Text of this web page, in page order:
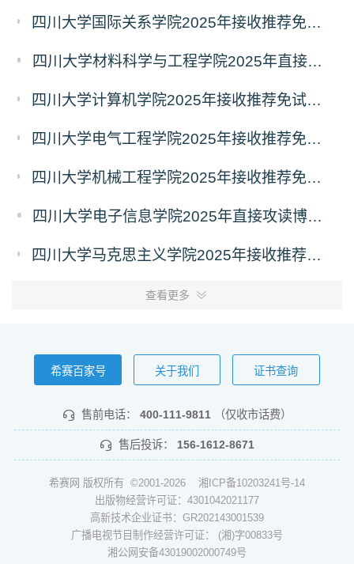
四川大学国际关系学院2025年接收推荐免试攻读硕士学位研究生和直接攻读博士学位研究生预通知
四川大学材料科学与工程学院2025年直接攻读博士学位研究生预报名通知
四川大学计算机学院2025年接收推荐免试攻读硕士学位研究生和直接攻读博士学位研究生预报名通知
四川大学电气工程学院2025年接收推荐免试攻读硕士学位研究生和直接攻读博士学位研究生预报名通知
四川大学机械工程学院2025年接收推荐免试攻读硕士学位研究生和直接攻读博士学位研究生预报名通知
四川大学电子信息学院2025年直接攻读博士学位研究生预报名通知
四川大学马克思主义学院2025年接收推荐免试攻读硕士学位研究生和直接攻读博士学位研究生预通知
查看更多
希赛百家号 关于我们 证书查询
售前电话： 400-111-9811 （仅收市话费）
售后投诉： 156-1612-8671
希赛网 版权所有 ©2001-2026 湘ICP备10203241号-14
出版物经营许可证：4301042021177
高新技术企业证书：GR202143001539
广播电视节目制作经营许可证： (湘)字00833号
湘公网安备43019002000749号